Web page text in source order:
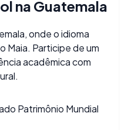
na Guatemala
onde o idioma
Maia. Participe de um
acadêmica com
Patrimônio Mundial